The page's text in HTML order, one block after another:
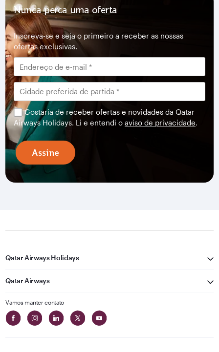
Nunca perca uma oferta
Inscreva-se e seja o primeiro a receber as nossas
ofertas exclusivas.
Gostaria de receber ofertas e novidades da Qatar
Airways Holidays. Li e entendi oaviso de privacidade.
Assine
Qatar Airways Holidays
Qatar Airways
Vamos manter contato